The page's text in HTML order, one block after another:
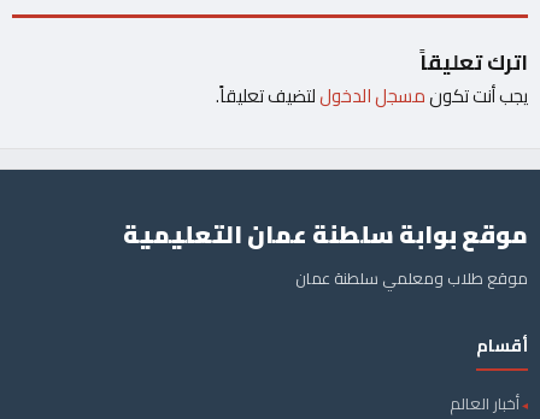
اترك تعليقاً
يجب أنت تكونمسجل الدخوللتضيف تعليقاً.
موقع بوابة سلطنة عمان التعليمية
موقع طلاب ومعلمي سلطنة عمان
أقسام
أخبار العالم